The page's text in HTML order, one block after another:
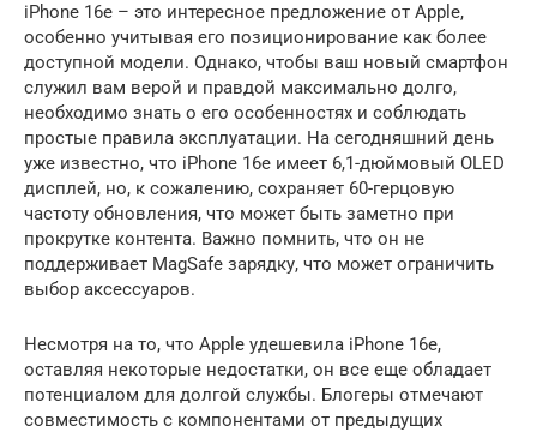
iPhone 16e – это интересное предложение от Apple,
особенно учитывая его позиционирование как более
доступной модели. Однако, чтобы ваш новый смартфон
служил вам верой и правдой максимально долго,
необходимо знать о его особенностях и соблюдать
простые правила эксплуатации. На сегодняшний день
уже известно, что iPhone 16e имеет 6,1-дюймовый OLED
дисплей, но, к сожалению, сохраняет 60-герцовую
частоту обновления, что может быть заметно при
прокрутке контента. Важно помнить, что он не
поддерживает MagSafe зарядку, что может ограничить
выбор аксессуаров.
Несмотря на то, что Apple удешевила iPhone 16e,
оставляя некоторые недостатки, он все еще обладает
потенциалом для долгой службы. Блогеры отмечают
совместимость с компонентами от предыдущих